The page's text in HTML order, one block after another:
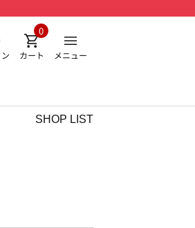
カート
0
メニュー
SHOP LIST